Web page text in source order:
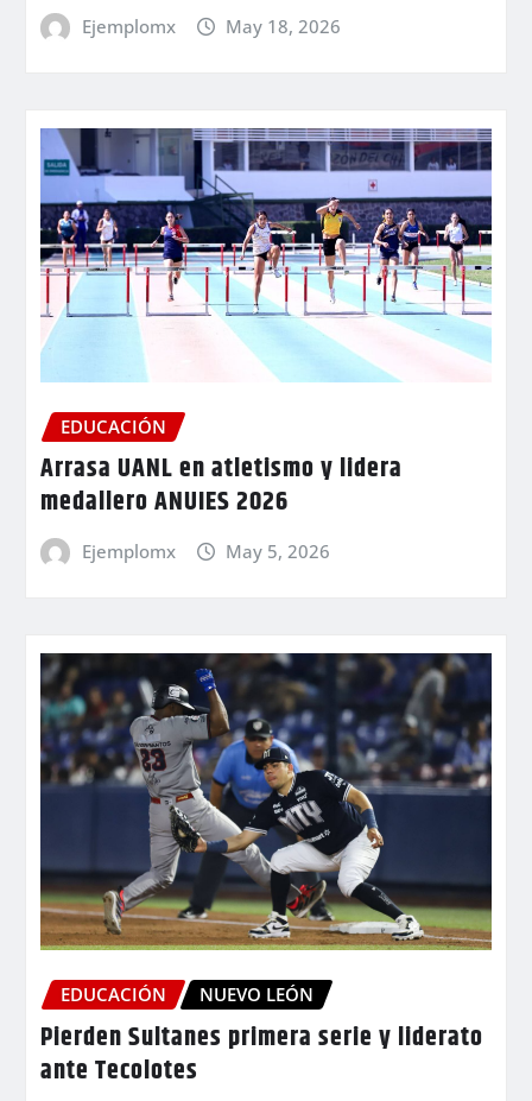
Ejemplomx May 18, 2026
EDUCACIÓN
Arrasa UANL en atletismo y lidera
medallero ANUIES 2026
Ejemplomx May 5, 2026
EDUCACIÓN NUEVO LEÓN
Pierden Sultanes primera serie y liderato
ante Tecolotes